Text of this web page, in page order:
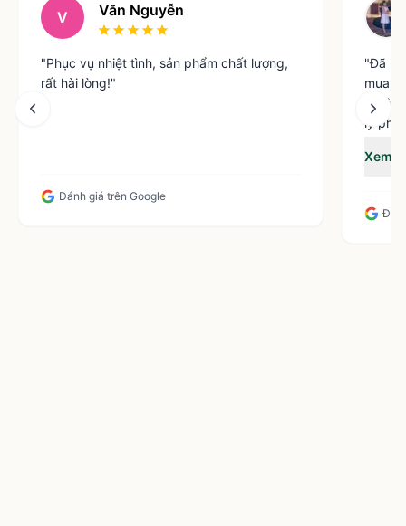
V Văn Nguyễn
"Phục vụ nhiệt tình, sản phẩm chất lượng,
rất hài lòng!"
Đánh giá trên Google
"Đã
mua
vì
lý
Xem